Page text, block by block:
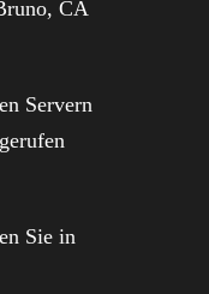
CA
Servern
Sie in